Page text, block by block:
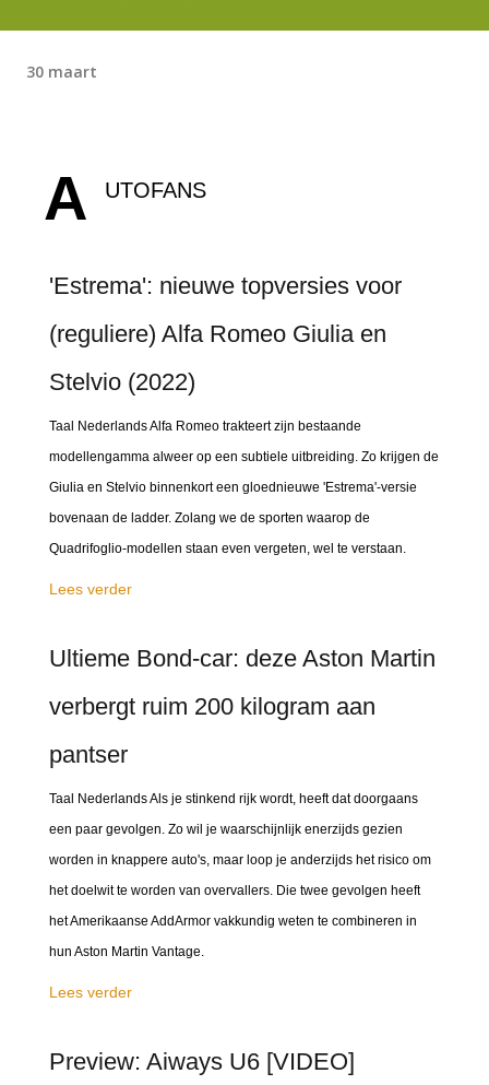
30 maart
A UTOFANS
'Estrema': nieuwe topversies voor
(reguliere) Alfa Romeo Giulia en
Stelvio (2022)
Taal Nederlands Alfa Romeo trakteert zijn bestaande
modellengamma alweer op een subtiele uitbreiding. Zo krijgen de
Giulia en Stelvio binnenkort een gloednieuwe 'Estrema'-versie
bovenaan de ladder. Zolang we de sporten waarop de
Quadrifoglio-modellen staan even vergeten, wel te verstaan.
Lees verder
Ultieme Bond-car: deze Aston Martin
verbergt ruim 200 kilogram aan
pantser
Taal Nederlands Als je stinkend rijk wordt, heeft dat doorgaans
een paar gevolgen. Zo wil je waarschijnlijk enerzijds gezien
worden in knappere auto's, maar loop je anderzijds het risico om
het doelwit te worden van overvallers. Die twee gevolgen heeft
het Amerikaanse AddArmor vakkundig weten te combineren in
hun Aston Martin Vantage.
Lees verder
Preview: Aiways U6 [VIDEO]